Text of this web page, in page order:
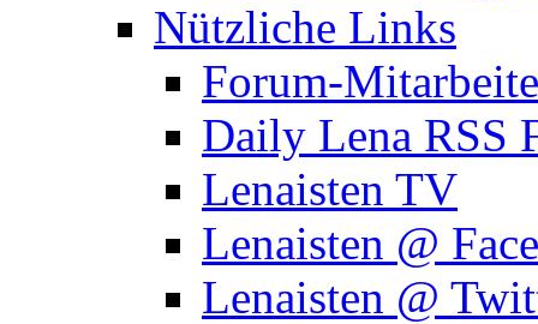
Nützliche Links
Forum-
Daily Lena RSS
Lenaisten TV
Lenaisten @
Lenaisten @